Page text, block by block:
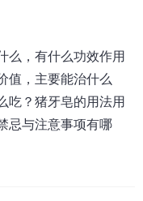
么，有什么功效作用
值，主要能治什么
吃？猪牙皂的用法用
忌与注意事项有哪